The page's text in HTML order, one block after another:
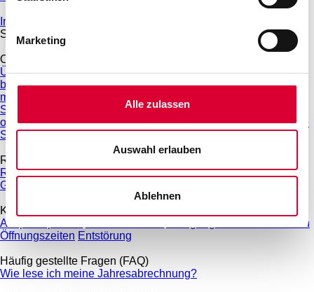
Marketing
Alle zulassen
Auswahl erlauben
Ablehnen
Internet und Telefon
Service & Beratung
Online-Services
Übersicht Online-Services Kundenportal Hausanschluss
beantragen Zählerstand melden Einspeiser-Portal Umzug
melden
Stromverträgen
Vorteilskarte SEPA-Lastschrift-Mandat
online vereinbarenAntrag Umlagenreduzierung Wärmepumpe
Störung melden
Ratgeber
Ratgeber E-Mobilität Ratgeber Photovoltaik Ratgeber Internet,
Glasfaser & Telefon
Kontakt
Ansprechpartner
Anregungen & Beschwerden
Öffnungszeiten Entstörung
Häufig gestellte Fragen (FAQ)
Wie lese ich meine Jahresabrechnung?